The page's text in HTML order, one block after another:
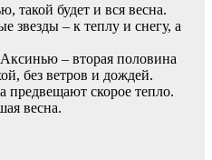
такой будет и вся весна.
звезды – к теплу и снегу, а
– вторая половина
без ветров и дождей.
предвещают скорое тепло.
весна.